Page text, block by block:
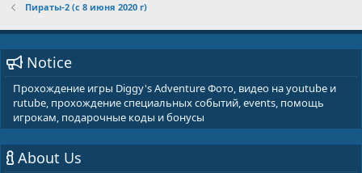
Пираты-2 (с 8 июня 2020 г)
Notice
Прохождение игры Diggy's Adventure Фото, видео на youtube и
rutube, прохождение специальных событий, events, помощь
игрокам, подарочные коды и бонусы
About Us